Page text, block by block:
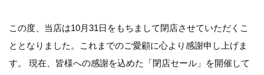
この度、当店は10月31日をもちまして閉店させていただくこ
ととなりました。これまでのご愛顧に心より感謝申し上げま
す。 現在、皆様への感謝を込めた「閉店セール」を開催して